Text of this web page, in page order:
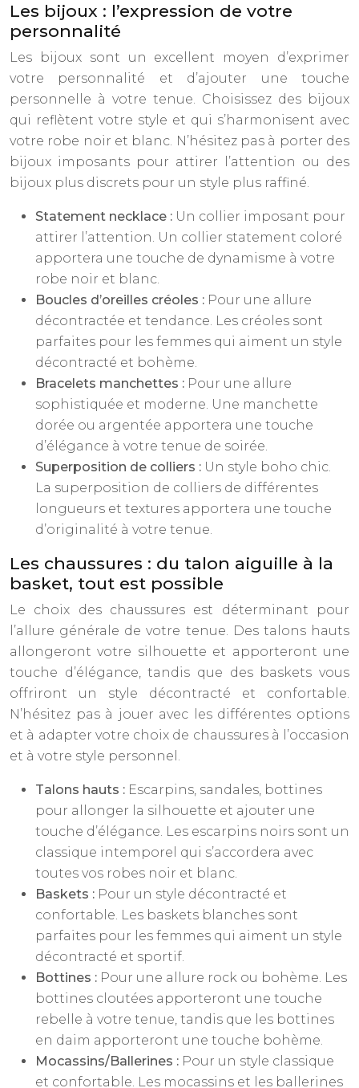
Les bijoux : l’expression de votre
personnalité
Les bijoux sont un excellent moyen d’exprimer
votre personnalité et d’ajouter une touche
personnelle à votre tenue. Choisissez des bijoux
qui reflètent votre style et qui s’harmonisent avec
votre robe noir et blanc. N’hésitez pas à porter des
bijoux imposants pour attirer l’attention ou des
bijoux plus discrets pour un style plus raffiné.
Statement necklace : Un collier imposant pour
attirer l’attention. Un collier statement coloré
apportera une touche de dynamisme à votre
robe noir et blanc.
Boucles d’oreilles créoles : Pour une allure
décontractée et tendance. Les créoles sont
parfaites pour les femmes qui aiment un style
décontracté et bohème.
Bracelets manchettes : Pour une allure
sophistiquée et moderne. Une manchette
dorée ou argentée apportera une touche
d’élégance à votre tenue de soirée.
Superposition de colliers : Un style boho chic.
La superposition de colliers de différentes
longueurs et textures apportera une touche
d’originalité à votre tenue.
Les chaussures : du talon aiguille à la
basket, tout est possible
Le choix des chaussures est déterminant pour
l’allure générale de votre tenue. Des talons hauts
allongeront votre silhouette et apporteront une
touche d’élégance, tandis que des baskets vous
offriront un style décontracté et confortable.
N’hésitez pas à jouer avec les différentes options
et à adapter votre choix de chaussures à l’occasion
et à votre style personnel.
Talons hauts : Escarpins, sandales, bottines
pour allonger la silhouette et ajouter une
touche d’élégance. Les escarpins noirs sont un
classique intemporel qui s’accordera avec
toutes vos robes noir et blanc.
Baskets : Pour un style décontracté et
confortable. Les baskets blanches sont
parfaites pour les femmes qui aiment un style
décontracté et sportif.
Bottines : Pour une allure rock ou bohème. Les
bottines cloutées apporteront une touche
rebelle à votre tenue, tandis que les bottines
en daim apporteront une touche bohème.
Mocassins/Ballerines : Pour un style classique
et confortable. Les mocassins et les ballerines